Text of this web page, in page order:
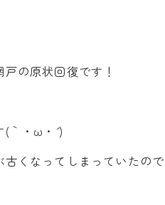
の原状回復です！
｀・ω・´ )
古くなってしまっていたの